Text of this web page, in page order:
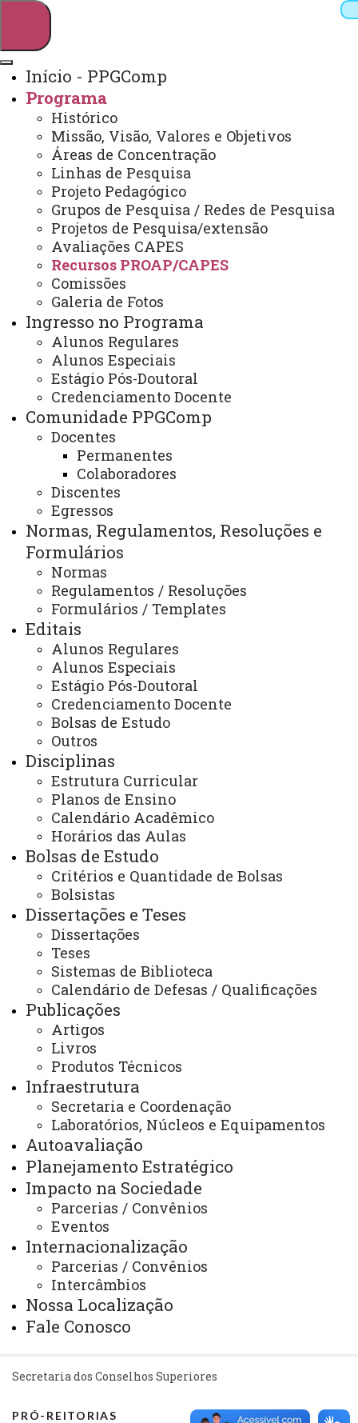
Webmail Sistemas
Arquivo Virtual
Campus
Início - PPGComp
Programa
Histórico
Missão, Visão, Valores e Objetivos
Áreas de Concentração
Linhas de Pesquisa
Projeto Pedagógico
Grupos de Pesquisa / Redes de Pesquisa
Projetos de Pesquisa/extensão
Avaliações CAPES
Recursos PROAP/CAPES
Comissões
Galeria de Fotos
Ingresso no Programa
Alunos Regulares
Alunos Especiais
Estágio Pós-Doutoral
Credenciamento Docente
Comunidade PPGComp
Docentes
Permanentes
Colaboradores
Discentes
Egressos
Normas, Regulamentos, Resoluções e
Formulários
Normas
Regulamentos / Resoluções
Formulários / Templates
Editais
Alunos Regulares
Alunos Especiais
Estágio Pós-Doutoral
Credenciamento Docente
Bolsas de Estudo
Outros
Disciplinas
Estrutura Curricular
Planos de Ensino
Calendário Acadêmico
Horários das Aulas
Bolsas de Estudo
Critérios e Quantidade de Bolsas
Bolsistas
Dissertações e Teses
Dissertações
Teses
Sistemas de Biblioteca
Calendário de Defesas / Qualificações
Publicações
Artigos
Livros
Produtos Técnicos
Infraestrutura
Secretaria e Coordenação
Laboratórios, Núcleos e Equipamentos
Autoavaliação
Planejamento Estratégico
Impacto na Sociedade
Parcerias / Convênios
Eventos
Internacionalização
Parcerias / Convênios
Intercâmbios
Nossa Localização
Fale Conosco
Mestrado em Ciência da Computação
Recursos Proap/Capes
ATUALIZAÇÃO MAIS RECENTE: 20 DE SETEMBRO
DE 2024
ACESSOS: 857
(45) 3220 4306 - Unioeste Cascavel
(45) 33796842 - UTFPR Toledo
Redes Sociais:
LinkedIn: @ppgcomp
Youtube: @ppgcomp.unioeste
E-mails:
cascavel.ppgcomp@unioeste.br
ppgcomp.cascavel@gmail.com
ppgcomp-td@utfpr.edu.br
Você está aqui:Unioeste
PPGComp - Pós Graduação em Ciência da
Computação - Cascavel
Programa
Recursos PROAP/CAPES
ACESSE
Acesso Restrito (Editores do Portal)
Arquivo Virtual
Bibliotecas
Identidade Visual
Mapa do Site
Ouvidoria
Portal Office 365
Sistemas
Telefones
Webmail
REITORIA
Secretaria Geral
Secretaria dos Conselhos Superiores
PRÓ-REITORIAS